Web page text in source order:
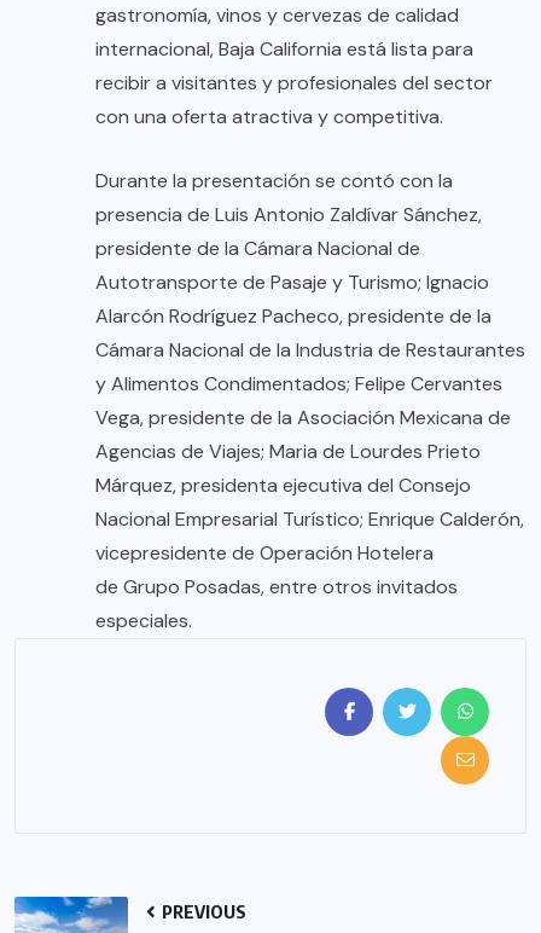
gastronomía, vinos y cervezas de calidad
internacional, Baja California está lista para
recibir a visitantes y profesionales del sector
con una oferta atractiva y competitiva.
Durante la presentación se contó con la
presencia de Luis Antonio Zaldívar Sánchez,
presidente de la Cámara Nacional de
Autotransporte de Pasaje y Turismo; Ignacio
Alarcón Rodríguez Pacheco, presidente de la
Cámara Nacional de la Industria de Restaurantes
y Alimentos Condimentados; Felipe Cervantes
Vega, presidente de la Asociación Mexicana de
Agencias de Viajes; Maria de Lourdes Prieto
Márquez, presidenta ejecutiva del Consejo
Nacional Empresarial Turístico; Enrique Calderón,
vicepresidente de Operación Hotelera
de Grupo Posadas, entre otros invitados
especiales.
PREVIOUS